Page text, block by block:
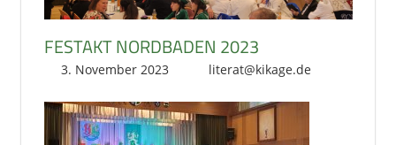
FESTAKT NORDBADEN 2023
3. November 2023 literat@kikage.de